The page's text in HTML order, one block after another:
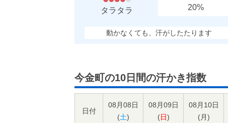
タラタラ
20%
動かなくても、汗がしたたります
今金町の10日間の汗かき指数
日付
08月08日
(土)
08月09日
(日)
08月10日
(月)